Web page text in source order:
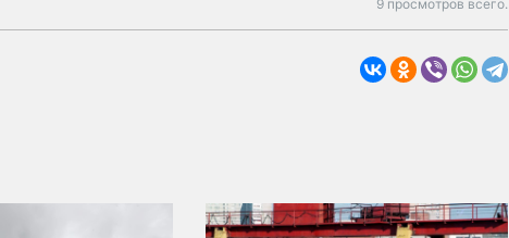
9 просмотров всего.